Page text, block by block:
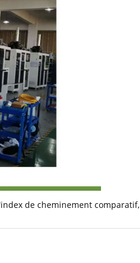
de cheminement comparatif,